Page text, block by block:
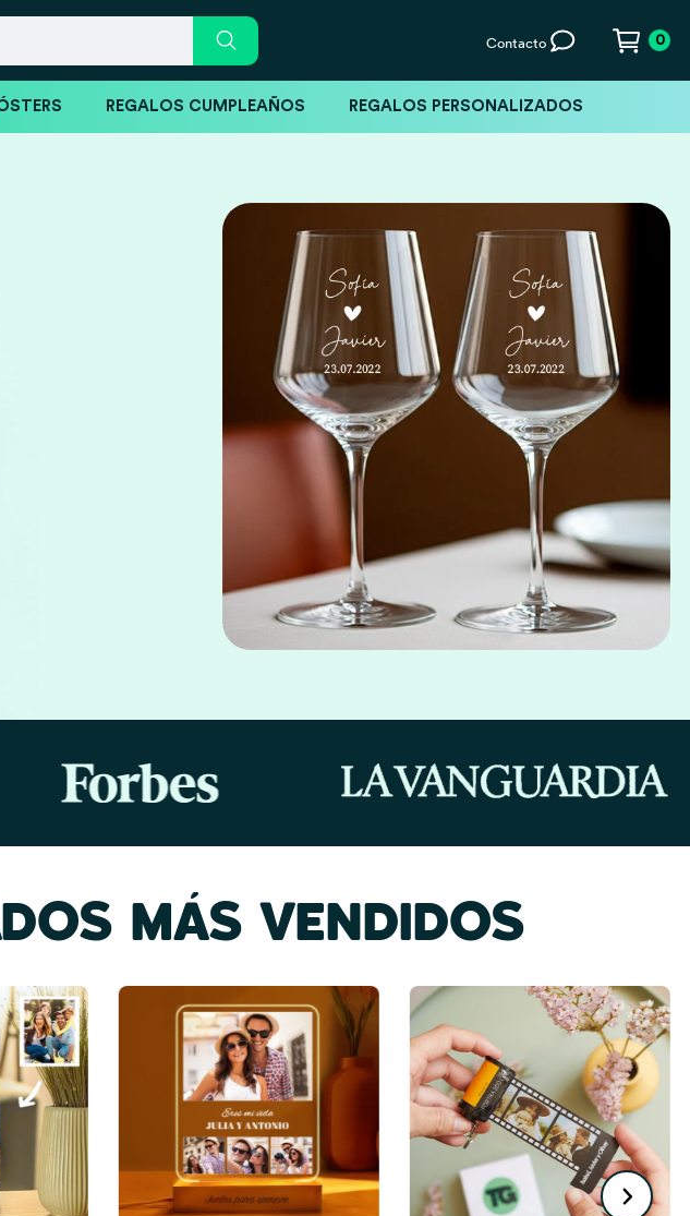
Contacto 0
REGALOS CUMPLEAÑOS REGALOS PERSONALIZADOS
MÁS VENDIDOS